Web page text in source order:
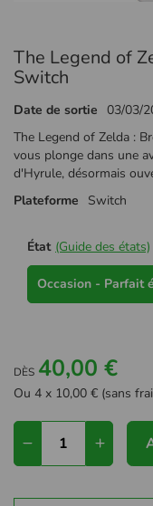
au
début
la
d’images
The Legend of
Switch
Date de sortie 03/03/
The Legend of Zelda :
vous plonge dans une
d'Hyrule, désormais
Plateforme
Switch
État (Guide des états)
Occasion - Parfait
DÈS 40,00 €
Ou 4 x 10,00 € (sans